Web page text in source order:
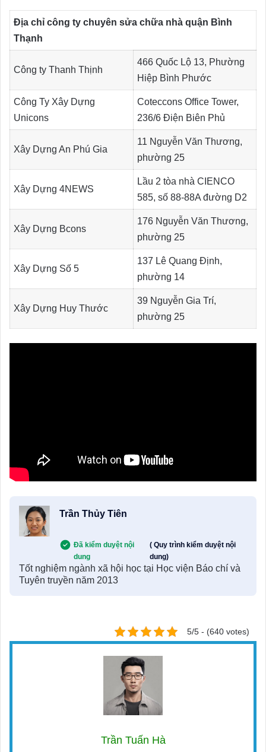
Địa chỉ công ty chuyên sửa chữa nhà quận Bình
Thạnh
Công ty Thanh Thịnh
466 Quốc Lộ 13, Phường
Hiệp Bình Phước
Công Ty Xây Dựng
Unicons
Coteccons Office Tower,
236/6 Điện Biên Phủ
Xây Dựng An Phú Gia
11 Nguyễn Văn Thương,
phường 25
Xây Dựng 4NEWS
Lầu 2 tòa nhà CIENCO
585, số 88-88A đường D2
Xây Dựng Bcons
176 Nguyễn Văn Thương,
phường 25
Xây Dựng Số 5
137 Lê Quang Định,
phường 14
Xây Dựng Huy Thước
39 Nguyễn Gia Trí,
phường 25
Trần Thủy Tiên
Đã kiểm duyệt nội
dung
( Quy trình kiểm duyệt nội
dung)
Tốt nghiệm ngành xã hội học tại Học viện Báo chí và
Tuyên truyền năm 2013
5/5 - (640 votes)
Trần Tuấn Hà